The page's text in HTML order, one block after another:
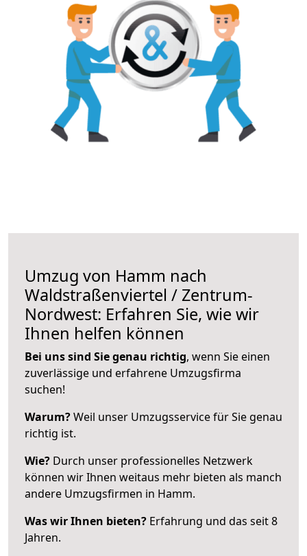
Umzug von Hamm nach
Waldstraßenviertel / Zentrum-
Nordwest: Erfahren Sie, wie wir
Ihnen helfen können
Bei uns sind Sie genau richtig, wenn Sie einen
zuverlässige und erfahrene Umzugsfirma
suchen!
Warum?Weil unser Umzugsservice für Sie genau
richtig ist.
Wie? Durch unser professionelles Netzwerk
können wir Ihnen weitaus mehr bieten als manch
andere Umzugsfirmen in Hamm.
Was wir Ihnen bieten? Erfahrung und das seit 8
Jahren.